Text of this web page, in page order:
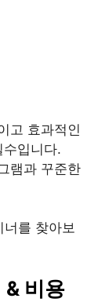
고 효과적인
수입니다.
램과 꾸준한
를 찾아보
& 비용